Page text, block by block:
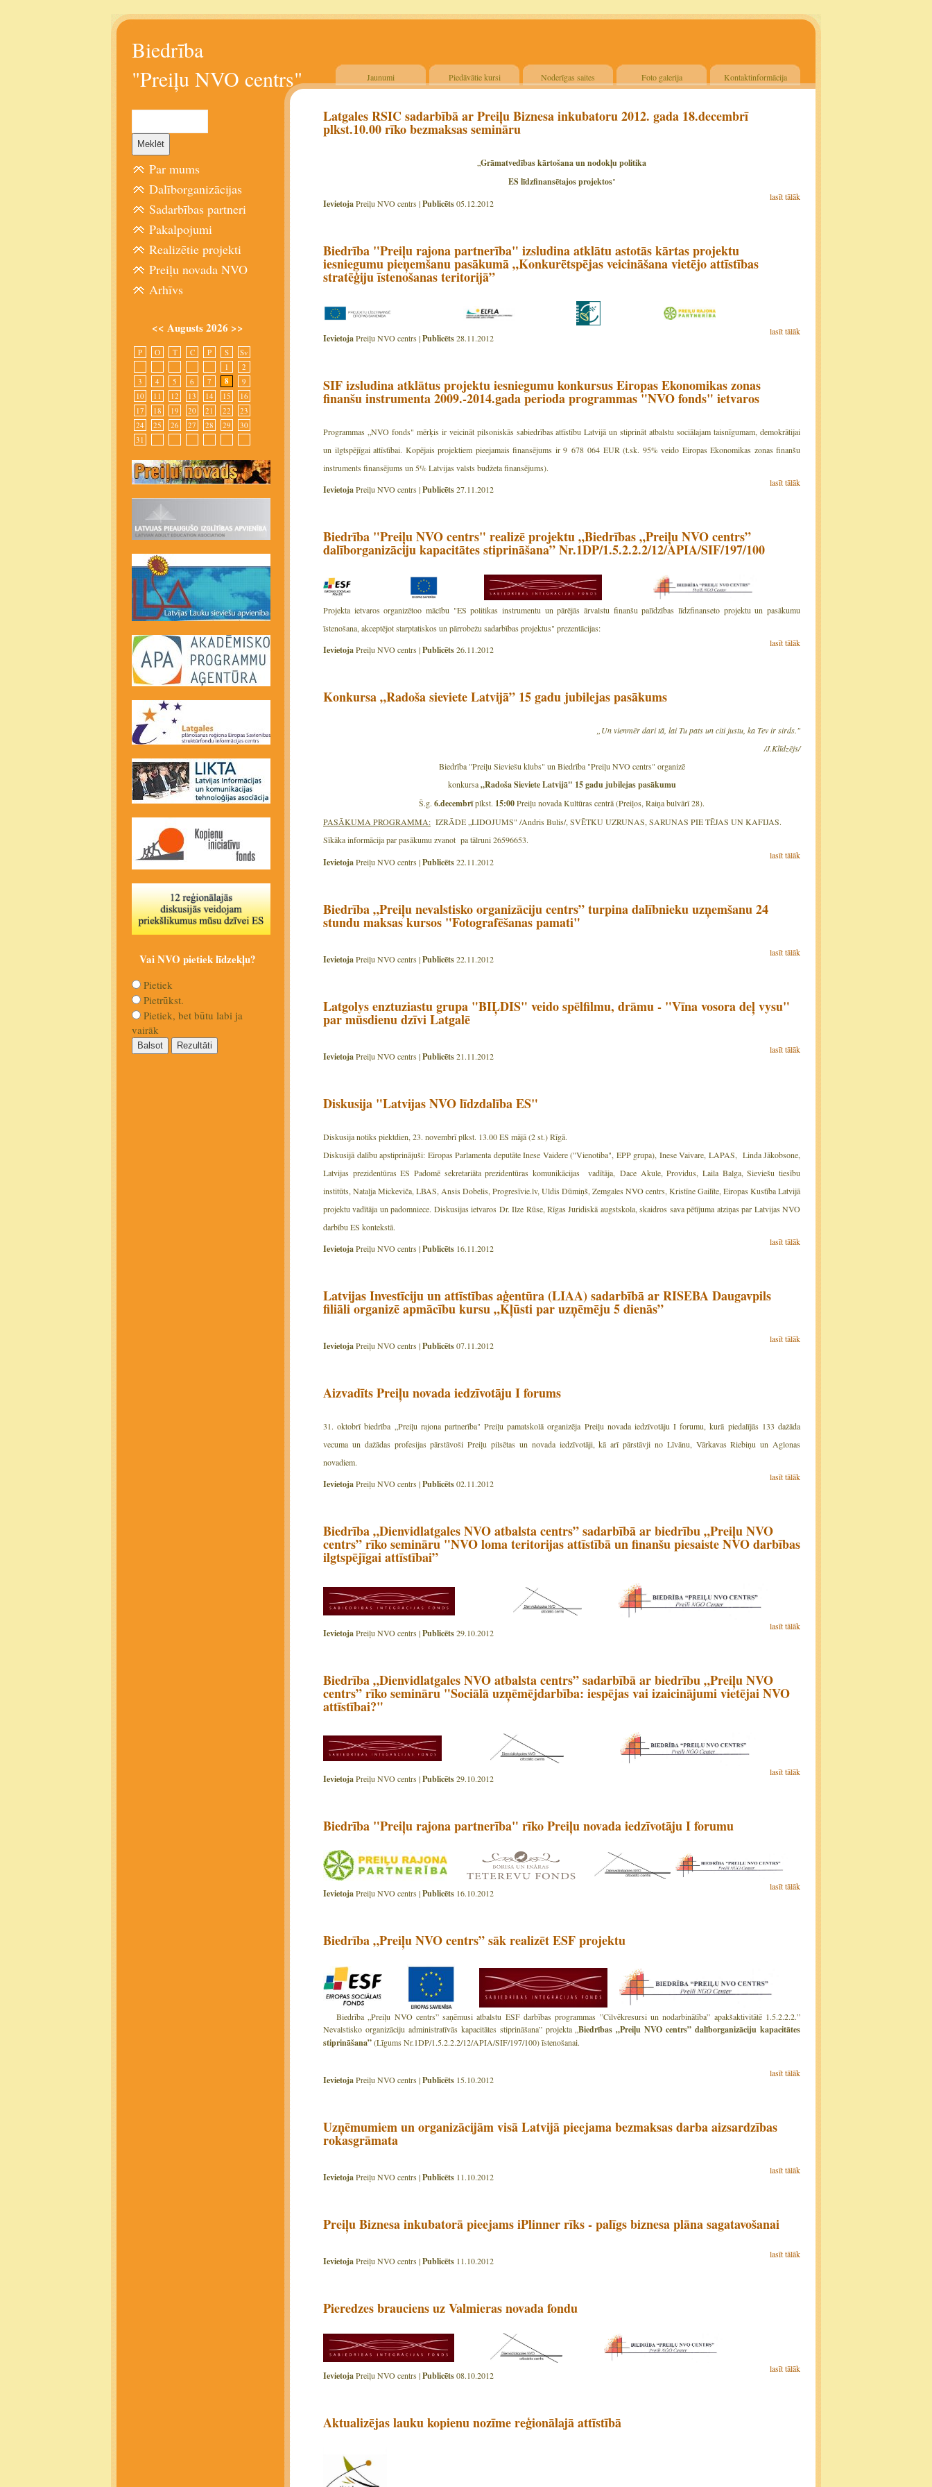
Biedrība
"Preiļu NVO centrs"
Jaunumi Piedāvātie kursi Noderīgas saites Foto galerija Kontaktinformācija
Latgales RSIC sadarbībā ar Preiļu Biznesa inkubatoru 2012. gada 18.decembrī
plkst.10.00 rīko bezmaksas semināru
„Grāmatvedības kārtošana un nodokļu politika
ES līdzfinansētajos projektos"
lasīt tālāk
IevietojaPreiļu NVO centrs |Publicēts05.12.2012
Biedrība "Preiļu rajona partnerība" izsludina atklātu astotās kārtas projektu
iesniegumu pieņemšanu pasākumā „Konkurētspējas veicināšana vietējo attīstības
stratēģiju īstenošanas teritorijā”
lasīt tālāk
IevietojaPreiļu NVO centrs |Publicēts28.11.2012
SIF izsludina atklātus projektu iesniegumu konkursus Eiropas Ekonomikas zonas
finanšu instrumenta 2009.-2014.gada perioda programmas "NVO fonds" ietvaros
Programmas „NVO fonds" mērķis ir veicināt pilsoniskās sabiedrības attīstību Latvijā un stiprināt atbalstu sociālajam taisnīgumam, demokrātijai
un ilgtspējīgai attīstībai. Kopējais projektiem pieejamais finansējums ir 9 678 064 EUR (t.sk. 95% veido Eiropas Ekonomikas zonas finanšu
instruments finansējums un 5% Latvijas valsts budžeta finansējums).
lasīt tālāk
IevietojaPreiļu NVO centrs |Publicēts27.11.2012
Biedrība "Preiļu NVO centrs" realizē projektu „Biedrības „Preiļu NVO centrs”
dalīborganizāciju kapacitātes stiprināšana” Nr.1DP/1.5.2.2.2/12/APIA/SIF/197/100
Projekta ietvaros organizētoo mācību "ES politikas instrumentu un pārējās ārvalstu finanšu palīdzības līdzfinanseto projektu un pasākumu
īstenošana, akceptējot starptatiskos un pārrobežu sadarbības projektus" prezentācijas:
lasīt tālāk
IevietojaPreiļu NVO centrs |Publicēts26.11.2012
Konkursa „Radoša sieviete Latvijā” 15 gadu jubilejas pasākums
„Un vienmēr dari tā, lai Tu pats un citi justu, ka Tev ir sirds."
/J.Klīdzējs/
Biedrība "Preiļu Sieviešu klubs" un Biedrība "Preiļu NVO centrs" organizē
konkursa„Radoša Sieviete Latvijā" 15 gadu jubilejas pasākumu
Š.g. 6.decembrīplkst. 15:00Preiļu novada Kultūras centrā (Preiļos, Raiņa bulvārī 28).
PASĀKUMA PROGRAMMA: IZRĀDE „LIDOJUMS" /Andris Bulis/, SVĒTKU UZRUNAS, SARUNAS PIE TĒJAS UN KAFIJAS.
Sīkāka informācija par pasākumu zvanot pa tālruni 26596653.
lasīt tālāk
IevietojaPreiļu NVO centrs |Publicēts22.11.2012
Biedrība „Preiļu nevalstisko organizāciju centrs” turpina dalībnieku uzņemšanu 24
stundu maksas kursos "Fotografēšanas pamati"
lasīt tālāk
IevietojaPreiļu NVO centrs |Publicēts22.11.2012
Latgolys enztuziastu grupa "BIĻDIS" veido spēlfilmu, drāmu - "Vīna vosora deļ vysu"
par mūsdienu dzīvi Latgalē
lasīt tālāk
IevietojaPreiļu NVO centrs |Publicēts21.11.2012
Diskusija "Latvijas NVO līdzdalība ES"
Diskusija notiks piektdien, 23. novembrī plkst. 13.00 ES mājā (2 st.) Rīgā.
Diskusijā dalību apstiprinājuši: Eiropas Parlamenta deputāte Inese Vaidere ("Vienotiba", EPP grupa), Inese Vaivare, LAPAS, Linda Jākobsone,
Latvijas prezidentūras ES Padomē sekretariāta prezidentūras komunikācijas vadītāja, Dace Akule, Providus, Laila Balga, Sieviešu tiesību
institūts, Nataļja Mickeviča, LBAS, Ansis Dobelis, Progresīvie.lv, Uldis Dūmiņš, Zemgales NVO centrs, Kristīne Gailīte, Eiropas Kustība Latvijā
projektu vadītāja un padomniece. Diskusijas ietvaros Dr. Ilze Rūse, Rīgas Juridiskā augstskola, skaidros sava pētījuma atziņas par Latvijas NVO
darbību ES kontekstā.
lasīt tālāk
IevietojaPreiļu NVO centrs |Publicēts 16.11.2012
Latvijas Investīciju un attīstības aģentūra (LIAA) sadarbībā ar RISEBA Daugavpils
filiāli organizē apmācību kursu „Kļūsti par uzņēmēju 5 dienās”
lasīt tālāk
IevietojaPreiļu NVO centrs |Publicēts07.11.2012
Aizvadīts Preiļu novada iedzīvotāju I forums
31. oktobrī biedrība „Preiļu rajona partnerība" Preiļu pamatskolā organizēja Preiļu novada iedzīvotāju I forumu, kurā piedalījās 133 dažāda
vecuma un dažādas profesijas pārstāvoši Preiļu pilsētas un novada iedzīvotāji, kā arī pārstāvji no Līvānu, Vārkavas Riebiņu un Aglonas
novadiem.
lasīt tālāk
IevietojaPreiļu NVO centrs |Publicēts02.11.2012
Biedrība „Dienvidlatgales NVO atbalsta centrs” sadarbībā ar biedrību „Preiļu NVO
centrs” rīko semināru "NVO loma teritorijas attīstībā un finanšu piesaiste NVO darbības
ilgtspējīgai attīstībai”
lasīt tālāk
IevietojaPreiļu NVO centrs |Publicēts29.10.2012
Biedrība „Dienvidlatgales NVO atbalsta centrs” sadarbībā ar biedrību „Preiļu NVO
centrs” rīko semināru "Sociālā uzņēmējdarbība: iespējas vai izaicinājumi vietējai NVO
attīstībai?"
lasīt tālāk
IevietojaPreiļu NVO centrs |Publicēts29.10.2012
Biedrība "Preiļu rajona partnerība" rīko Preiļu novada iedzīvotāju I forumu
lasīt tālāk
IevietojaPreiļu NVO centrs |Publicēts 16.10.2012
Biedrība „Preiļu NVO centrs” sāk realizēt ESF projektu
Biedrība „Preiļu NVO centrs” saņēmusi atbalstu ESF darbības programmas ”Cilvēkresursi un nodarbinātība” apakšaktivitātē 1.5.2.2.2.”
Nevalstisko organizāciju administratīvās kapacitātes stiprināšana” projekta „Biedrības „Preiļu NVO centrs” dalīborganizāciju kapacitātes
stiprināšana”(Līgums Nr.1DP/1.5.2.2.2/12/APIA/SIF/197/100)īstenošanai.
lasīt tālāk
IevietojaPreiļu NVO centrs |Publicēts 15.10.2012
Uzņēmumiem un organizācijām visā Latvijā pieejama bezmaksas darba aizsardzības
rokasgrāmata
lasīt tālāk
IevietojaPreiļu NVO centrs |Publicēts 11.10.2012
Preiļu Biznesa inkubatorā pieejams iPlinner rīks - palīgs biznesa plāna sagatavošanai
lasīt tālāk
IevietojaPreiļu NVO centrs |Publicēts 11.10.2012
Pieredzes brauciens uz Valmieras novada fondu
lasīt tālāk
IevietojaPreiļu NVO centrs |Publicēts08.10.2012
Aktualizējas lauku kopienu nozīme reģionālajā attīstībā
Par mums
Dalīborganizācijas
Sadarbības partneri
Pakalpojumi
Realizētie projekti
Preiļu novada NVO
Arhīvs
<< Augusts 2026 >>
P O T C P S
Sv
1
2
3
4 5 6 7 8
9
10
11 12 13 14 15
16
17
18 19 20 21 22
23
24
25 26 27 28 29
30
31
Vai NVO pietiek līdzekļu?
Pietiek
Pietrūkst.
Pietiek, bet būtu labi ja
vairāk